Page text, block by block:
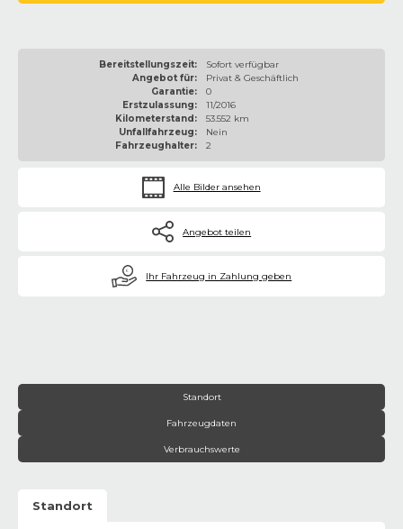
Bereitstellungszeit:
Sofort verfügbar
Angebot für:
Privat & Geschäftlich
Garantie:
0
Erstzulassung:
11/2016
Kilometerstand:
53.552 km
Unfallfahrzeug:
Nein
Fahrzeughalter:
2
Alle Bilder ansehen
Angebot teilen
€ Ihr Fahrzeug in Zahlung geben
Standort
Fahrzeugdaten
Verbrauchswerte
Standort